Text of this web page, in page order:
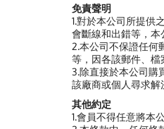
免責聲明
1.對於本公司所提供
會斷線和出錯等，本
2.本公司不保證任何
等，因各該郵件、檔
3.除直接於本公司購
該廠商或個人尋求解
其他約定
1.會員不得任意將本